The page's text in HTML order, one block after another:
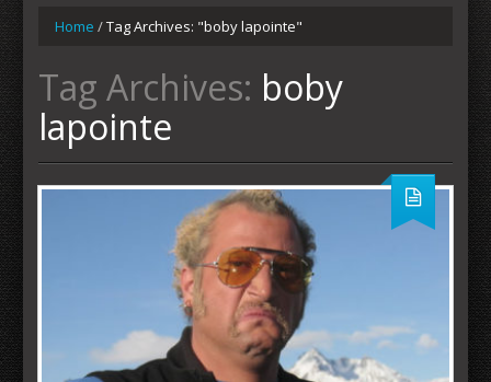
Home /Tag Archives: "boby lapointe"
Tag Archives: boby
lapointe